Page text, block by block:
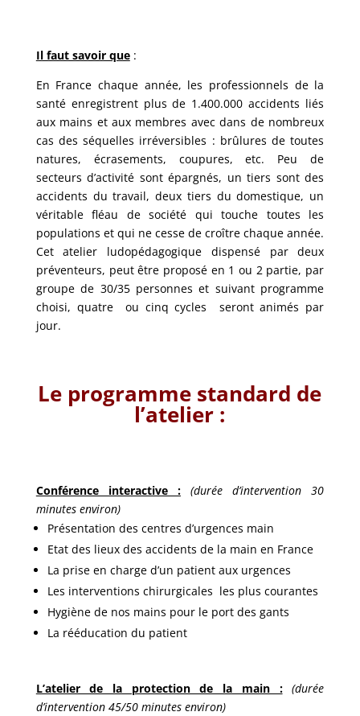
Il faut savoir que:
En France chaque année, les professionnels de la
santé enregistrent plus de 1.400.000 accidents liés
aux mains et aux membres avec dans de nombreux
cas des séquelles irréversibles : brûlures de toutes
natures, écrasements, coupures, etc. Peu de
secteurs d’activité sont épargnés, un tiers sont des
accidents du travail, deux tiers du domestique, un
véritable fléau de société qui touche toutes les
populations et qui ne cesse de croître chaque année.
Cet atelier ludopédagogique dispensé par deux
préventeurs, peut être proposé en 1 ou 2 partie, par
groupe de 30/35 personnes et suivant programme
choisi, quatre ou cinq cycles seront animés par
jour.
Le programme standard de
l’atelier :
Conférence interactive :
(durée d’intervention 30
minutes environ)
Présentation des centres d’urgences main
Etat des lieux des accidents de la main en France
La prise en charge d’un patient aux urgences
Les interventions chirurgicales les plus courantes
Hygiène de nos mains pour le port des gants
La rééducation du patient
L’atelier de la protection de la main :
(durée
d’intervention 45/50 minutes environ)